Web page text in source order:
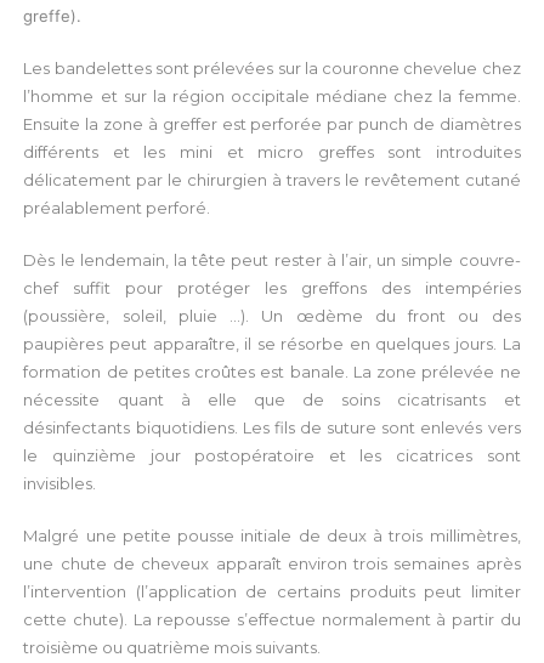
greffe).
Les bandelettes sont prélevées sur la couronne chevelue chez
l’homme et sur la région occipitale médiane chez la femme.
Ensuite la zone à greffer est perforée par punch de diamètres
différents et les mini et micro greffes sont introduites
délicatement par le chirurgien à travers le revêtement cutané
préalablement perforé.
Dès le lendemain, la tête peut rester à l’air, un simple couvre-
chef suffit pour protéger les greffons des intempéries
(poussière, soleil, pluie …). Un œdème du front ou des
paupières peut apparaître, il se résorbe en quelques jours. La
formation de petites croûtes est banale. La zone prélevée ne
nécessite quant à elle que de soins cicatrisants et
désinfectants biquotidiens. Les fils de suture sont enlevés vers
le quinzième jour postopératoire et les cicatrices sont
invisibles.
Malgré une petite pousse initiale de deux à trois millimètres,
une chute de cheveux apparaît environ trois semaines après
l’intervention (l’application de certains produits peut limiter
cette chute). La repousse s’effectue normalement à partir du
troisième ou quatrième mois suivants.